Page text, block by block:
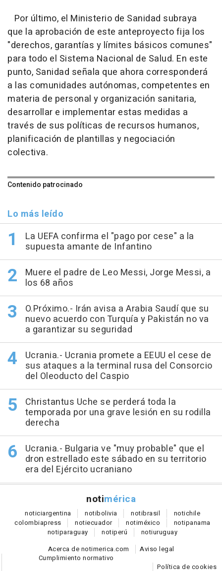
Por último, el Ministerio de Sanidad subraya
que la aprobación de este anteproyecto fija los
"derechos, garantías y límites básicos comunes"
para todo el Sistema Nacional de Salud. En este
punto, Sanidad señala que ahora corresponderá
a las comunidades autónomas, competentes en
materia de personal y organización sanitaria,
desarrollar e implementar estas medidas a
través de sus políticas de recursos humanos,
planificación de plantillas y negociación
colectiva.
Contenido patrocinado
Lo más leído
La UEFA confirma el "pago por cese" a la
supuesta amante de Infantino
Muere el padre de Leo Messi, Jorge Messi, a
los 68 años
O.Próximo.- Irán avisa a Arabia Saudí que su
nuevo acuerdo con Turquía y Pakistán no va
a garantizar su seguridad
Ucrania.- Ucrania promete a EEUU el cese de
sus ataques a la terminal rusa del Consorcio
del Oleoducto del Caspio
Christantus Uche se perderá toda la
temporada por una grave lesión en su rodilla
derecha
Ucrania.- Bulgaria ve "muy probable" que el
dron estrellado este sábado en su territorio
era del Ejército ucraniano
notimérica
noticiargentina notibolivia notibrasil notichile
colombiapress notiecuador notiméxico notipanama
notiparaguay notiperú notiuruguay
Acerca de notimerica.com
Aviso legal
Cumplimiento normativo
Política de cookies